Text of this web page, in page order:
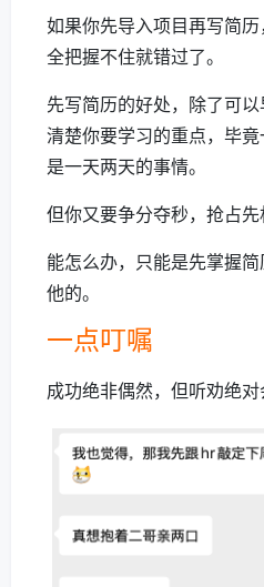
如果你先导入项目再写简
全把握不住就错过了。
先写简历的好处，除了可
清楚你要学习的重点，毕
是一天两天的事情。
但你又要争分夺秒，抢占先
能怎么办，只能是先掌握
他的。
一点叮嘱
成功绝非偶然，但听劝绝对